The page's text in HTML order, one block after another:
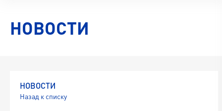
НОВОСТИ
НОВОСТИ
Назад к списку